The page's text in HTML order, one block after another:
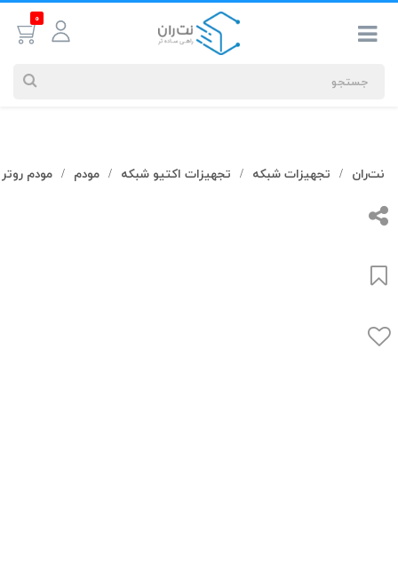
0
جستجوهای
شما
#کابل شبکه
بیشترین
جستجوهای
#کابل شبکه
نت‌ران / تجهیزات شبکه / تجهیزات اکتیو شبکه / مودم / مودم روتر